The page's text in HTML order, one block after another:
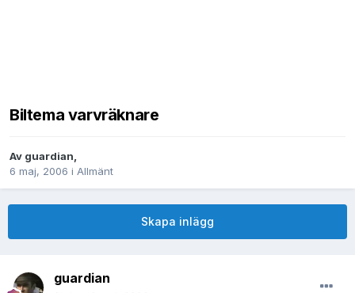
Biltema varvräknare
Av guardian,
6 maj, 2006 i Allmänt
Skapa inlägg
guardian